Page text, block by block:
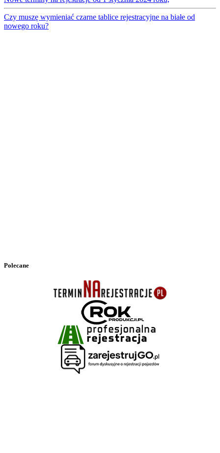
Czy muszę wymieniać czarne tablice rejestracyjne na białe od
nowego roku?
Polecane